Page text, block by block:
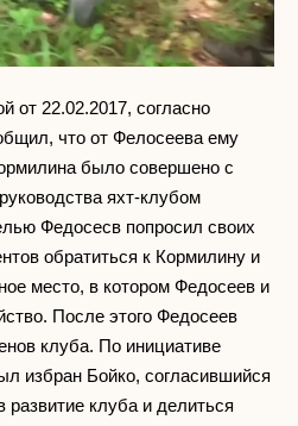
от 22.02.2017, согласно
что от Фелосеева ему
было совершено с
яхт-клубом
Федосесв попросил своих
обратиться к Кормилину и
место, в котором Федосеев и
После этого Федосеев
клуба. По инициативе
избран Бойко, согласившийся
развитие клуба и делиться